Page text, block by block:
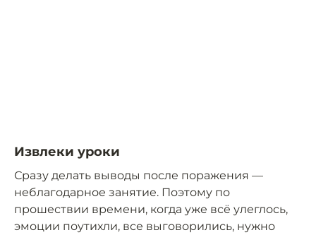
Извлеки уроки
Сразу делать выводы после поражения —
неблагодарное занятие. Поэтому по
прошествии времени, когда уже всё улеглось,
эмоции поутихли, все выговорились, нужно